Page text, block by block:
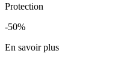
Protection
-50%
En savoir plus